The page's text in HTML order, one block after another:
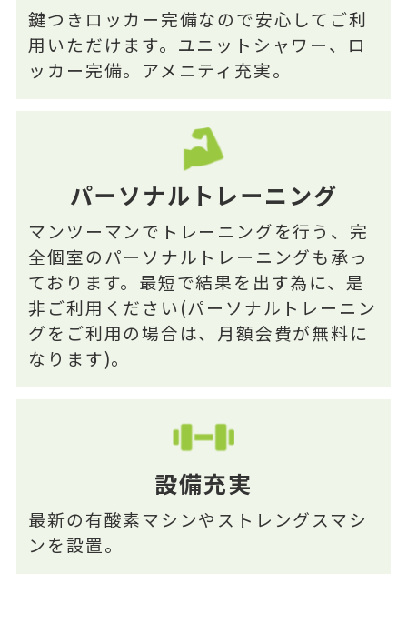
鍵つきロッカー完備なので安心してご利
用いただけます。ユニットシャワー、ロ
ッカー完備。アメニティ充実。
パーソナルトレーニング
マンツーマンでトレーニングを行う、完
全個室のパーソナルトレーニングも承っ
ております。最短で結果を出す為に、是
非ご利用ください(パーソナルトレーニン
グをご利用の場合は、月額会費が無料に
なります)。
設備充実
最新の有酸素マシンやストレングスマシ
ンを設置。